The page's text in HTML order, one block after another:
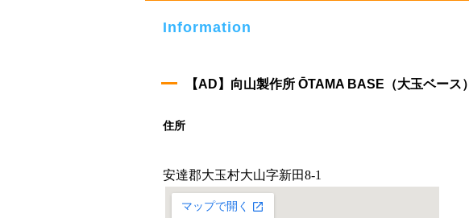
Information
【AD】向山製作所 ŌTAMA BASE（大玉ベース）
住所